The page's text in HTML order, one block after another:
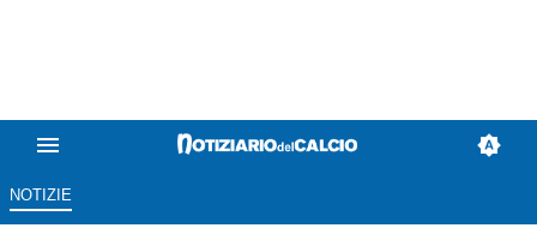
NOTIZIE